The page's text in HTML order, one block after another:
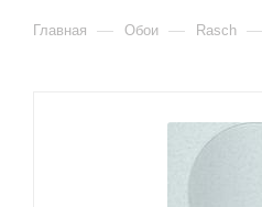
Главная — Обои — Rasch —